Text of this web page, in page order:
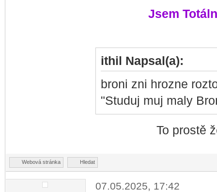
Jsem
ithil Napsal(a):
broni zni hrozne
"Studuj muj maly
To prostě
Webová stránka Hledat
07.05.2025, 17:42